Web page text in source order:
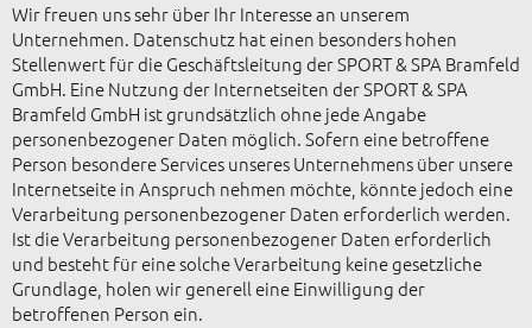
Wir freuen uns sehr über Ihr Interesse an unserem
Unternehmen. Datenschutz hat einen besonders hohen
Stellenwert für die Geschäftsleitung der SPORT & SPA Bramfeld
GmbH. Eine Nutzung der Internetseiten der SPORT & SPA
Bramfeld GmbH ist grundsätzlich ohne jede Angabe
personenbezogener Daten möglich. Sofern eine betroffene
Person besondere Services unseres Unternehmens über unsere
Internetseite in Anspruch nehmen möchte, könnte jedoch eine
Verarbeitung personenbezogener Daten erforderlich werden.
Ist die Verarbeitung personenbezogener Daten erforderlich
und besteht für eine solche Verarbeitung keine gesetzliche
Grundlage, holen wir generell eine Einwilligung der
betroffenen Person ein.